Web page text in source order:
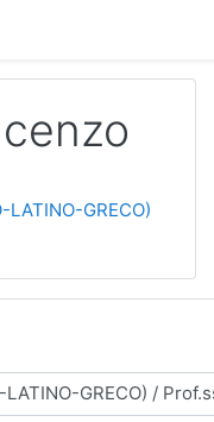
LATINO-GRECO)